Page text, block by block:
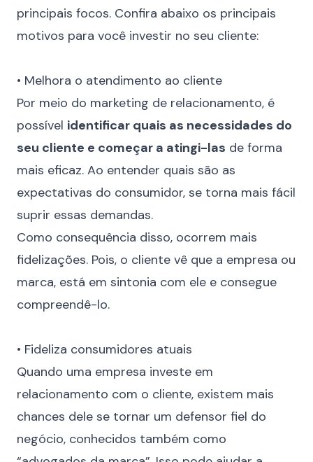
principais focos. Confira abaixo os principais
motivos para você investir no seu cliente:
• Melhora o atendimento ao cliente
Por meio do marketing de relacionamento, é
possível identificar quais as necessidades do
seu cliente e começar a atingi-las de forma
mais eficaz. Ao entender quais são as
expectativas do consumidor, se torna mais fácil
suprir essas demandas.
Como consequência disso, ocorrem mais
fidelizações. Pois, o cliente vê que a empresa ou
marca, está em sintonia com ele e consegue
compreendê-lo.
• Fideliza consumidores atuais
Quando uma empresa investe em
relacionamento com o cliente, existem mais
chances dele se tornar um defensor fiel do
negócio, conhecidos também como